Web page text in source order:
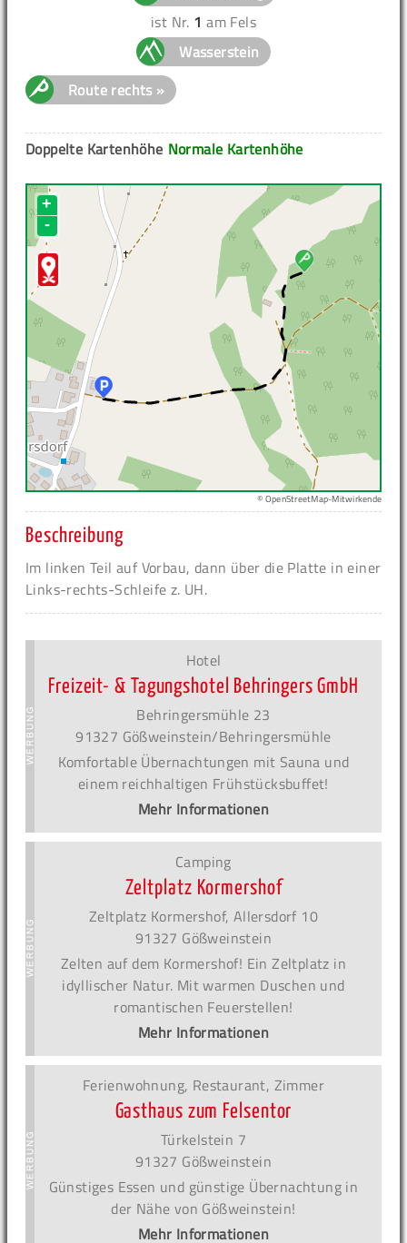
ist Nr. 1 am Fels
Wasserstein
Route rechts »
Normale Kartenhöhe
Doppelte Kartenhöhe
+
-
© OpenStreetMap-Mitwirkende
Beschreibung
Im linken Teil auf Vorbau, dann über die Platte in einer
Links-rechts-Schleife z. UH.
Hotel
Freizeit- & Tagungshotel Behringers GmbH
Behringersmühle 23
91327 Gößweinstein/Behringersmühle
Komfortable Übernachtungen mit Sauna und
einem reichhaltigen Frühstücksbuffet!
Mehr Informationen
Camping
Zeltplatz Kormershof
Zeltplatz Kormershof, Allersdorf 10
91327 Gößweinstein
Zelten auf dem Kormershof! Ein Zeltplatz in
idyllischer Natur. Mit warmen Duschen und
romantischen Feuerstellen!
Mehr Informationen
Ferienwohnung, Restaurant, Zimmer
Gasthaus zum Felsentor
Türkelstein 7
91327 Gößweinstein
Günstiges Essen und günstige Übernachtung in
der Nähe von Gößweinstein!
Mehr Informationen